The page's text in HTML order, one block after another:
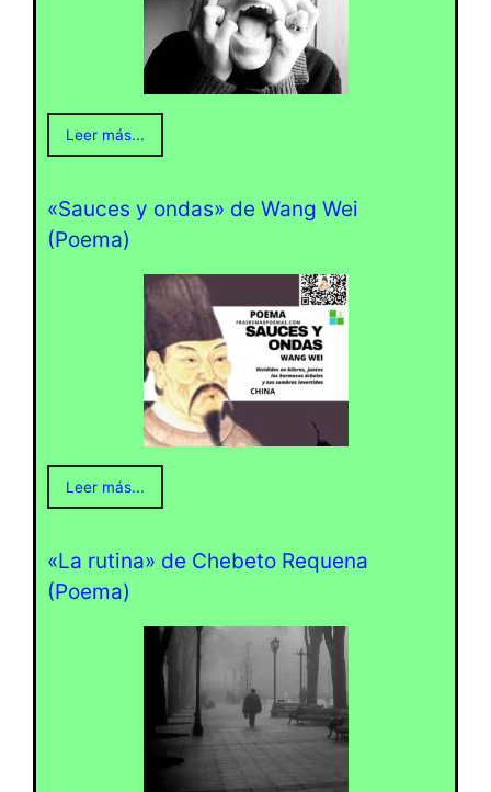
Leer más...
«Sauces y ondas» de Wang Wei
(Poema)
Leer más...
«La rutina» de Chebeto Requena
(Poema)